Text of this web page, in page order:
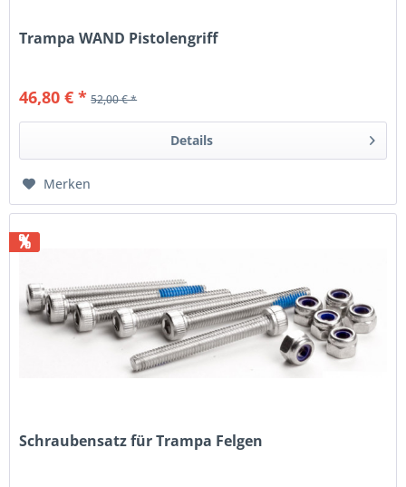
Trampa WAND Pistolengriff
46,80 € * 52,00 € *
Details
Merken
%
Schraubensatz für Trampa Felgen